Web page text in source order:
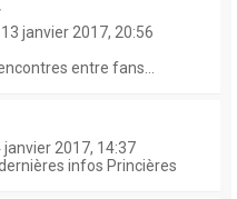
13 janvier 2017, 20:56
entre fans...
janvier 2017, 14:37
infos Princières